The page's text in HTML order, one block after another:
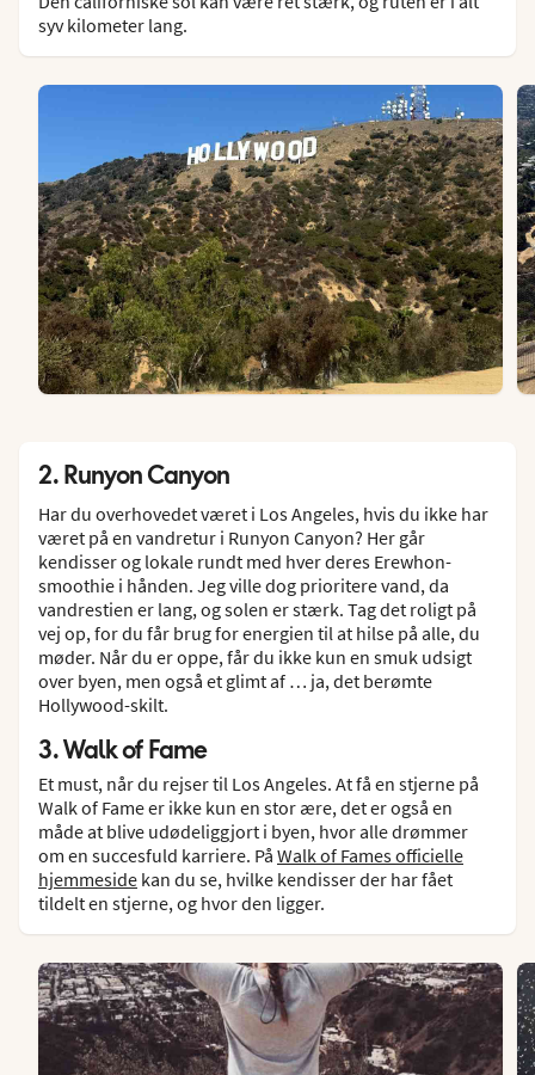
syv kilometer lang.
2. Runyon Canyon
Har du overhovedet været i Los Angeles, hvis du ikke har
været på en vandretur i Runyon Canyon? Her går
kendisser og lokale rundt med hver deres Erewhon-
smoothie i hånden. Jeg ville dog prioritere vand, da
vandrestien er lang, og solen er stærk. Tag det roligt på
vej op, for du får brug for energien til at hilse på alle, du
møder. Når du er oppe, får du ikke kun en smuk udsigt
over byen, men også et glimt af … ja, det berømte
Hollywood-skilt.
3. Walk of Fame
Et must, når du rejser til Los Angeles. At få en stjerne på
Walk of Fame er ikke kun en stor ære, det er også en
måde at blive udødeliggjort i byen, hvor alle drømmer
om en succesfuld karriere. På Walk of Fames officielle
hjemmeside kan du se, hvilke kendisser der har fået
tildelt en stjerne, og hvor den ligger.